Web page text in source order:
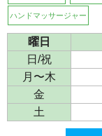
ハンドマッサージャー
曜日
日/祝
月〜木
金
土